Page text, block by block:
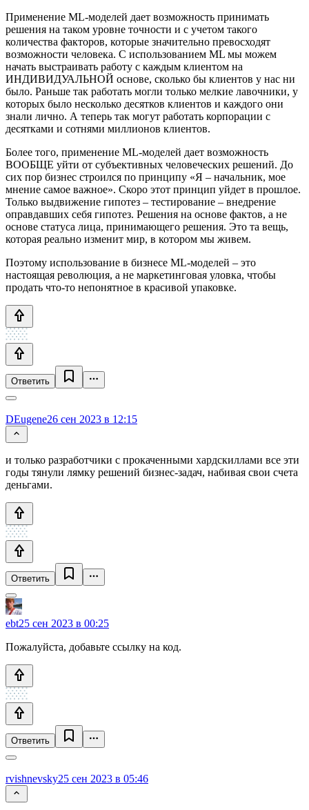
Применение ML-моделей дает возможность принимать
решения на таком уровне точности и с учетом такого
количества факторов, которые значительно превосходят
возможности человека. С использованием ML мы можем
начать выстраивать работу с каждым клиентом на
ИНДИВИДУАЛЬНОЙ основе, сколько бы клиентов у нас ни
было. Раньше так работать могли только мелкие лавочники, у
которых было несколько десятков клиентов и каждого они
знали лично. А теперь так могут работать корпорации с
десятками и сотнями миллионов клиентов.
Более того, применение ML-моделей дает возможность
ВООБЩЕ уйти от субъективных человеческих решений. До
сих пор бизнес строился по принципу «Я – начальник, мое
мнение самое важное». Скоро этот принцип уйдет в прошлое.
Только выдвижение гипотез – тестирование – внедрение
оправдавших себя гипотез. Решения на основе фактов, а не
основе статуса лица, принимающего решения. Это та вещь,
которая реально изменит мир, в котором мы живем.
Поэтому использование в бизнесе ML-моделей – это
настоящая революция, а не маркетинговая уловка, чтобы
продать что-то непонятное в красивой упаковке.
Ответить
DEugene26 сен 2023 в 12:15
и только разработчики с прокаченными хардскиллами все эти
годы тянули лямку решений бизнес-задач, набивая свои счета
деньгами.
Ответить
ebt25 сен 2023 в 00:25
Пожалуйста, добавьте ссылку на код.
Ответить
rvishnevsky25 сен 2023 в 05:46